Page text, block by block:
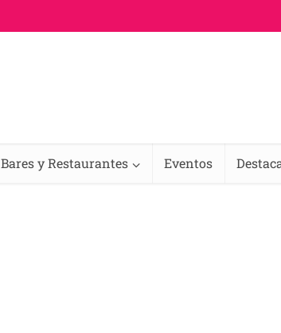
Bares y Restaurantes Eventos